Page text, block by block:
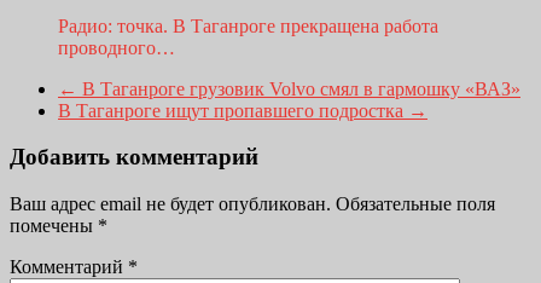
Радио: точка. В Таганроге прекращена работа
проводного…
← В Таганроге грузовик Volvo смял в гармошку «ВАЗ»
В Таганроге ищут пропавшего подростка →
Добавить комментарий
Ваш адрес email не будет опубликован. Обязательные поля
помечены *
Комментарий *